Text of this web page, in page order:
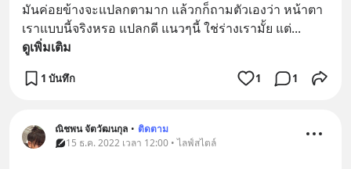
มันค่อยข้างจะแปลกตามาก แล้วกก็ถามตัวเองว่า หน้าตา
เราแบบนี้จริงหรอ แปลกดี แนวๆนี้ ใช่ร่างเรามั้ย แต่...
ดูเพิ่มเติม
1 บันทึก 1 1
ณิชพน จัตวัฒนกุล • ติดตาม
15 ธ.ค. 2022 เวลา 12:00 • ไลฟ์สไตล์